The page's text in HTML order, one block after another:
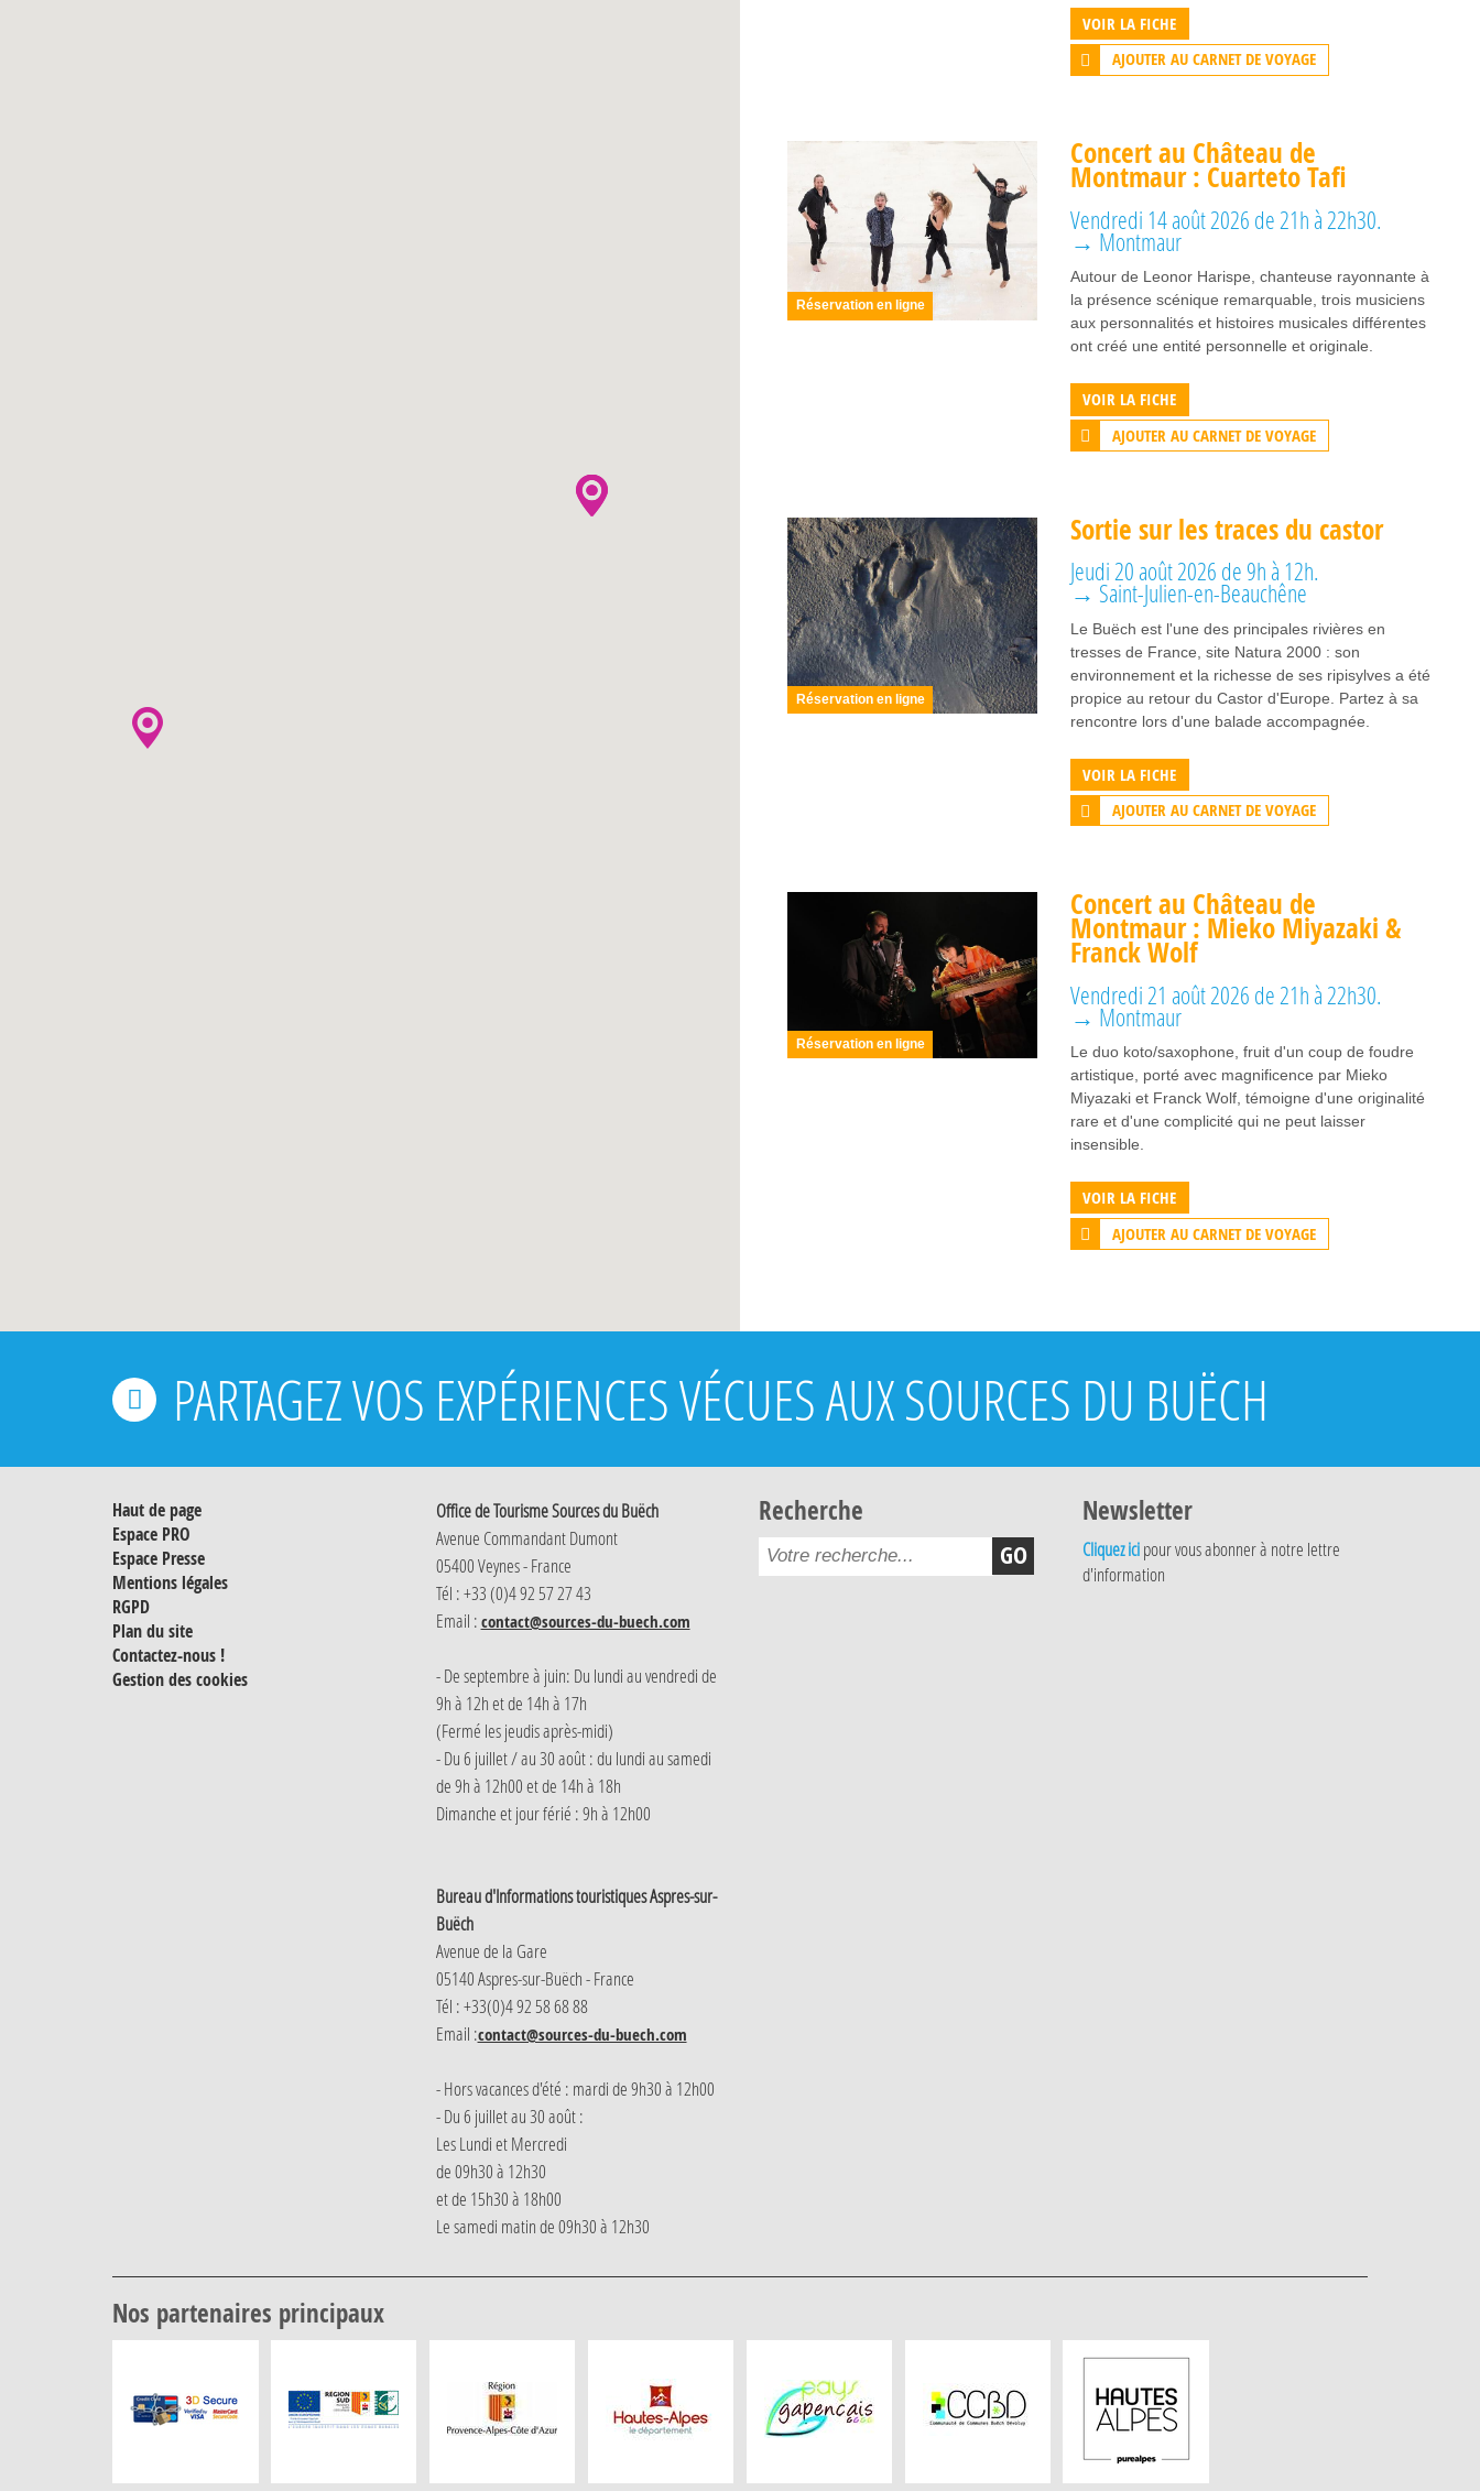
VOIR LA FICHE
AJOUTER AU CARNET DE VOYAGE
Réservation en ligne
Concert au Château de
Montmaur : Cuarteto Tafi
Vendredi 14 août 2026 de 21h à 22h30.
→ Montmaur
Autour de Leonor Harispe, chanteuse rayonnante à
la présence scénique remarquable, trois musiciens
aux personnalités et histoires musicales différentes
ont créé une entité personnelle et originale.
VOIR LA FICHE
AJOUTER AU CARNET DE VOYAGE
Réservation en ligne
Sortie sur les traces du castor
Jeudi 20 août 2026 de 9h à 12h.
→ Saint-Julien-en-Beauchêne
Le Buëch est l'une des principales rivières en
tresses de France, site Natura 2000 : son
environnement et la richesse de ses ripisylves a été
propice au retour du Castor d'Europe. Partez à sa
rencontre lors d'une balade accompagnée.
VOIR LA FICHE
AJOUTER AU CARNET DE VOYAGE
Réservation en ligne
Concert au Château de
Montmaur : Mieko Miyazaki &
Franck Wolf
Vendredi 21 août 2026 de 21h à 22h30.
→ Montmaur
Le duo koto/saxophone, fruit d'un coup de foudre
artistique, porté avec magnificence par Mieko
Miyazaki et Franck Wolf, témoigne d'une originalité
rare et d'une complicité qui ne peut laisser
insensible.
VOIR LA FICHE
AJOUTER AU CARNET DE VOYAGE
PARTAGEZ VOS EXPÉRIENCES VÉCUES AUX SOURCES DU BUËCH
Haut de page
Espace PRO
Espace Presse
Mentions légales
RGPD
Plan du site
Contactez-nous !
Gestion des cookies
Office de Tourisme Sources du Buëch
Avenue Commandant Dumont
05400 Veynes - France
Tél : +33 (0)4 92 57 27 43
Email :contact@sources-du-buech.com
- De septembre à juin: Du lundi au vendredi de
9h à 12h et de 14h à 17h
(Fermé les jeudis après-midi)
- Du 6 juillet / au 30 août : du lundi au samedi
de 9h à 12h00 et de 14h à 18h
Dimanche et jour férié : 9h à 12h00
Bureau d'Informations touristiques Aspres-sur-
Buëch
Avenue de la Gare
05140 Aspres-sur-Buëch - France
Tél : +33(0)4 92 58 68 88
Email :contact@sources-du-buech.com
- Hors vacances d'été : mardi de 9h30 à 12h00
- Du 6 juillet au 30 août :
Les Lundi et Mercredi
de 09h30 à 12h30
et de 15h30 à 18h00
Le samedi matin de 09h30 à 12h30
Recherche Newsletter
Cliquez icipour vous abonner à notre lettre
d'information
Nos partenaires principaux